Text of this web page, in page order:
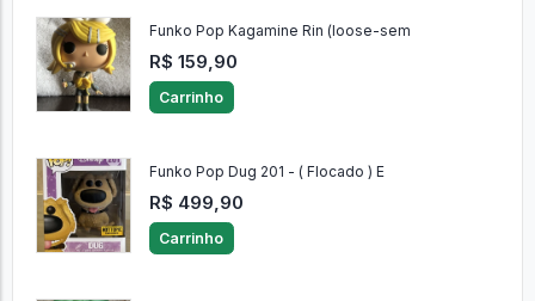
Funko Pop Kagamine Rin (loose-sem
R$ 159,90
Carrinho
Funko Pop Dug 201 - ( Flocado ) E
R$ 499,90
Carrinho